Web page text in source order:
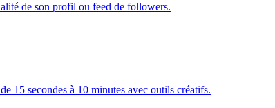
de son profil ou feed de followers.
15 secondes à 10 minutes avec outils créatifs.